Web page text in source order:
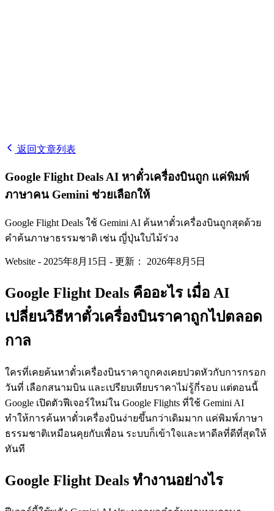
返回文章列表
Google Flight Deals AI หาตั๋วเครื่องบินถูก แค่พิมพ์
ภาษาคน Gemini ช่วยเลือกให้
Google Flight Deals ใช้ Gemini AI ค้นหาตั๋วเครื่องบินถูกสุดด้วย
คำค้นภาษาธรรมชาติ เช่น ญี่ปุ่นใบไม้ร่วง
Website - 2025年8月15日 - 更新： 2026年8月5日
Google Flight Deals คืออะไร เมื่อ AI
เปลี่ยนวิธีหาตั๋วเครื่องบินราคาถูกไปตลอด
กาล
ใครที่เคยค้นหาตั๋วเครื่องบินราคาถูกคงเคยปวดหัวกับการกรอก
วันที่ เลือกสนามบิน และเปรียบเทียบราคาไม่รู้กี่รอบ แต่ตอนนี้
Google เปิดตัวฟีเจอร์ใหม่ใน Google Flights ที่ใช้ Gemini AI
ทำให้การค้นหาตั๋วเครื่องบินง่ายขึ้นกว่าเดิมมาก แค่พิมพ์ภาษา
ธรรมชาติเหมือนคุยกับเพื่อน ระบบก็เข้าใจและหาดีลที่ดีที่สุดให้
ทันที
Google Flight Deals ทำงานอย่างไร